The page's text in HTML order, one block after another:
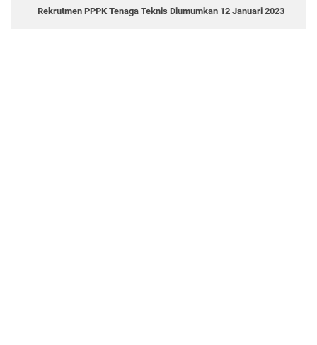
Rekrutmen PPPK Tenaga Teknis Diumumkan 12 Januari 2023